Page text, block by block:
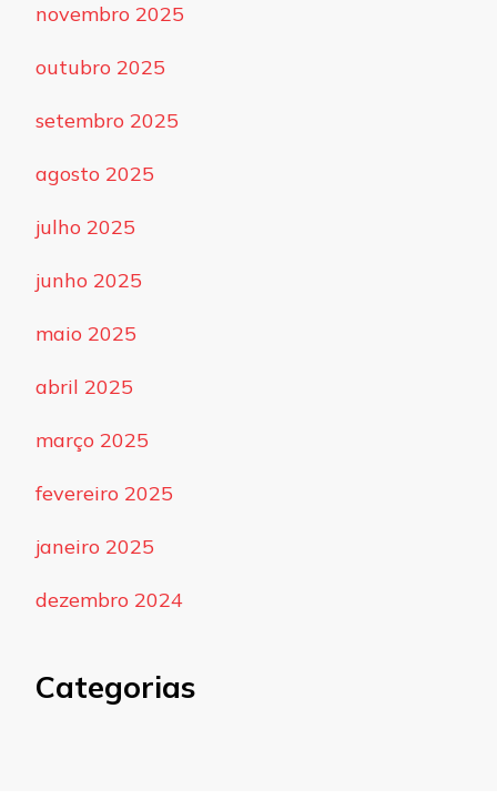
novembro 2025
outubro 2025
setembro 2025
agosto 2025
julho 2025
junho 2025
maio 2025
abril 2025
março 2025
fevereiro 2025
janeiro 2025
dezembro 2024
Categorias